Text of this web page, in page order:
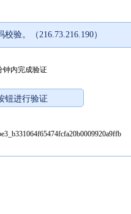
验。（216.73.216.190）
钟内完成验证